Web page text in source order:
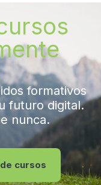
formativos
futuro digital.
nunca.
cursos